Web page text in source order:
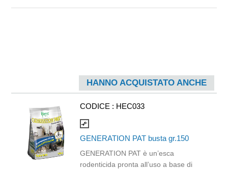
HANNO ACQUISTATO ANCHE
CODICE : HEC033
compare_arrows
GENERATION PAT busta gr.150
GENERATION PAT è un’esca
rodenticida pronta all’uso a base di